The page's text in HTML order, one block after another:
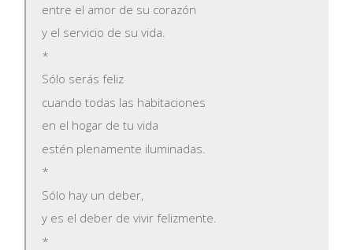
entre el amor de su corazón
y el servicio de su vida.
*
Sólo serás feliz
cuando todas las habitaciones
en el hogar de tu vida
estén plenamente iluminadas.
*
Sólo hay un deber,
y es el deber de vivir felizmente.
*